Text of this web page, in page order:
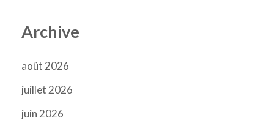
Archive
août 2026
juillet 2026
juin 2026